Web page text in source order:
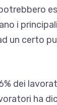
i
un certo
dei
ha